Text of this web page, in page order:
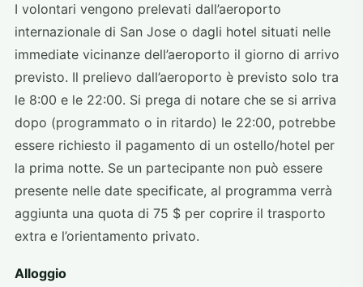
I volontari vengono prelevati dall’aeroporto
internazionale di San Jose o dagli hotel situati nelle
immediate vicinanze dell’aeroporto il giorno di arrivo
previsto. Il prelievo dall’aeroporto è previsto solo tra
le 8:00 e le 22:00. Si prega di notare che se si arriva
dopo (programmato o in ritardo) le 22:00, potrebbe
essere richiesto il pagamento di un ostello/hotel per
la prima notte. Se un partecipante non può essere
presente nelle date specificate, al programma verrà
aggiunta una quota di 75 $ per coprire il trasporto
extra e l’orientamento privato.
Alloggio